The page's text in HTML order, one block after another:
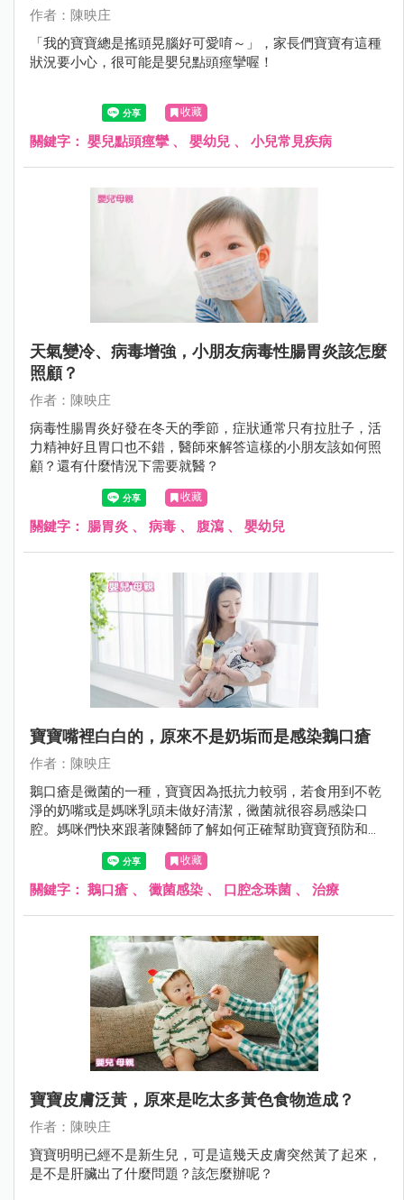
作者：陳映庄
「我的寶寶總是搖頭晃腦好可愛唷～」，家長們寶寶有這種
狀況要小心，很可能是嬰兒點頭痙攣喔！
收藏
關鍵字： 嬰兒點頭痙攣、 嬰幼兒 、 小兒常見疾病
天氣變冷、病毒增強，小朋友病毒性腸胃炎該怎麼
照顧？
作者：陳映庄
病毒性腸胃炎好發在冬天的季節，症狀通常只有拉肚子，活
力精神好且胃口也不錯，醫師來解答這樣的小朋友該如何照
顧？還有什麼情況下需要就醫？
收藏
關鍵字： 腸胃炎 、 病毒 、 腹瀉 、 嬰幼兒
寶寶嘴裡白白的，原來不是奶垢而是感染鵝口瘡
作者：陳映庄
鵝口瘡是黴菌的一種，寶寶因為抵抗力較弱，若食用到不乾
淨的奶嘴或是媽咪乳頭未做好清潔，黴菌就很容易感染口
腔。媽咪們快來跟著陳醫師了解如何正確幫助寶寶預防和治
療鵝口瘡的方針。
收藏
關鍵字： 鵝口瘡 、 黴菌感染 、 口腔念珠菌 、 治療
寶寶皮膚泛黃，原來是吃太多黃色食物造成？
作者：陳映庄
寶寶明明已經不是新生兒，可是這幾天皮膚突然黃了起來，
是不是肝臟出了什麼問題？該怎麼辦呢？